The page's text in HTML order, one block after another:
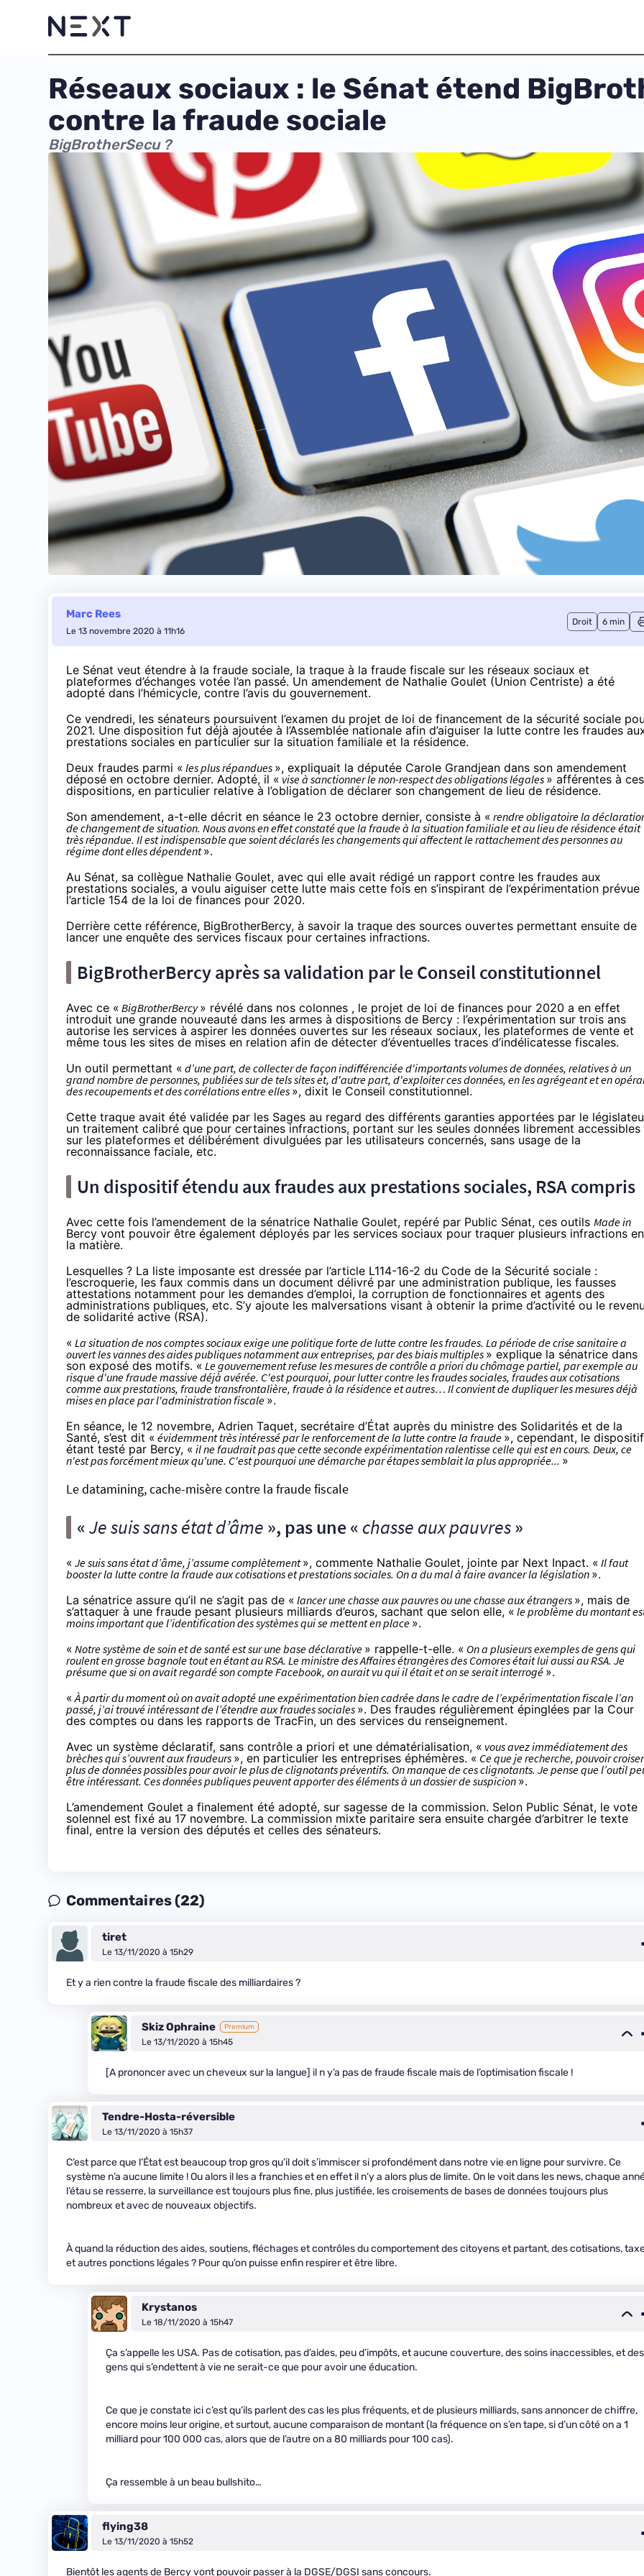
Réseaux sociaux : le Sénat étend
contre la fraude sociale
BigBrotherSecu ?
Marc Rees
Le 13 novembre 2020 à 11h16
Droit 6 min
Le Sénat veut étendre à la fraude sociale, la traque à la fraude fiscale sur les réseaux sociaux et
plateformes d’échanges votée l’an passé. Un amendement de Nathalie Goulet (Union Centriste) a été
adopté dans l’hémicycle, contre l’avis du gouvernement.
Ce vendredi, les sénateurs poursuivent l’examen du projet de loi de financement de la sécurité sociale
2021. Une disposition fut déjà ajoutée à l’Assemblée nationale afin d’aiguiser la lutte contre les fraudes
prestations sociales en particulier sur la situation familiale et la résidence.
Deux fraudes parmi « les plus répandues », expliquait la députée Carole Grandjean dans son amendement
déposé en octobre dernier. Adopté, il « vise à sanctionner le non-respect des obligations légales » afférentes à ces
dispositions, en particulier relative à l’obligation de déclarer son changement de lieu de résidence.
Son amendement, a-t-elle décrit en séance le 23 octobre dernier, consiste à « rendre obligatoire la
de changement de situation. Nous avons en effet constaté que la fraude à la situation familiale et au lieu de résidence était
très répandue. Il est indispensable que soient déclarés les changements qui affectent le rattachement des personnes au
régime dont elles dépendent».
Au Sénat, sa collègue Nathalie Goulet, avec qui elle avait rédigé un rapport contre les fraudes aux
prestations sociales, a voulu aiguiser cette lutte mais cette fois en s’inspirant de l’expérimentation prévue
l’article 154 de la loi de finances pour 2020.
Derrière cette référence, BigBrotherBercy, à savoir la traque des sources ouvertes permettant ensuite de
lancer une enquête des services fiscaux pour certaines infractions.
BigBrotherBercy après sa validation par le Conseil constitutionnel
Avec ce « BigBrotherBercy» révélé dans nos colonnes , le projet de loi de finances pour 2020 a en effet
introduit une grande nouveauté dans les armes à dispositions de Bercy : l’expérimentation sur trois ans
autorise les services à aspirer les données ouvertes sur les réseaux sociaux, les plateformes de vente et
même tous les sites de mises en relation afin de détecter d’éventuelles traces d’indélicatesse fiscales.
Un outil permettant « d’une part, de collecter de façon indifférenciée d'importants volumes de données, relatives à un
grand nombre de personnes, publiées sur de tels sites et, d'autre part, d'exploiter ces données, en les agrégeant et en
des recoupements et des corrélations entre elles », dixit le Conseil constitutionnel.
Cette traque avait été validée par les Sages au regard des différents garanties apportées par le
un traitement calibré que pour certaines infractions, portant sur les seules données librement accessibles
sur les plateformes et délibérément divulguées par les utilisateurs concernés, sans usage de la
reconnaissance faciale, etc.
Un dispositif étendu aux fraudes aux prestations sociales, RSA compris
Avec cette fois l’amendement de la sénatrice Nathalie Goulet, repéré par Public Sénat, ces outils Made in
Bercy vont pouvoir être également déployés par les services sociaux pour traquer plusieurs infractions en
la matière.
Lesquelles ? La liste imposante est dressée par l’article L114-16-2 du Code de la Sécurité sociale :
l’escroquerie, les faux commis dans un document délivré par une administration publique, les fausses
attestations notamment pour les demandes d’emploi, la corruption de fonctionnaires et agents des
administrations publiques, etc. S’y ajoute les malversations visant à obtenir la prime d’activité ou le
de solidarité active (RSA).
« La situation de nos comptes sociaux exige une politique forte de lutte contre les fraudes. La période de crise sanitaire a
ouvert les vannes des aides publiques notamment aux entreprises, par des biais multiples » explique la sénatrice dans
son exposé des motifs. « Le gouvernement refuse les mesures de contrôle a priori du chômage partiel, par exemple au
risque d'une fraude massive déjà avérée. C'est pourquoi, pour lutter contre les fraudes sociales, fraudes aux cotisations
comme aux prestations, fraude transfrontalière, fraude à la résidence et autres… Il convient de dupliquer les mesures déjà
mises en place par l'administration fiscale ».
En séance, le 12 novembre, Adrien Taquet, secrétaire d’État auprès du ministre des Solidarités et de la
Santé, s’est dit « évidemment très intéressé par le renforcement de la lutte contre la fraude », cependant, le dispositif
étant testé par Bercy, « il ne faudrait pas que cette seconde expérimentation ralentisse celle qui est en cours. Deux, ce
n'est pas forcément mieux qu'une. C'est pourquoi une démarche par étapes semblait la plus appropriée... »
Le datamining, cache-misère contre la fraude fiscale
«Je suis sans état d’âme », pas une « chasse aux pauvres»
« Je suis sans état d’âme, j’assume complètement», commente Nathalie Goulet, jointe par Next Inpact. « Il faut
booster la lutte contre la fraude aux cotisations et prestations sociales. On a du mal à faire avancer la législation ».
La sénatrice assure qu’il ne s’agit pas de « lancer une chasse aux pauvres ou une chasse aux étrangers », mais de
s’attaquer à une fraude pesant plusieurs milliards d’euros, sachant que selon elle, « le problème du montant
moins important que l’identification des systèmes qui se mettent en place ».
« Notre système de soin et de santé est sur une base déclarative » rappelle-t-elle. « On a plusieurs exemples de gens qui
roulent en grosse bagnole tout en étant au RSA. Le ministre des Affaires étrangères des Comores était lui aussi au RSA. Je
présume que si on avait regardé son compte Facebook, on aurait vu qui il était et on se serait interrogé ».
«À partir du moment où on avait adopté une expérimentation bien cadrée dans le cadre de l’expérimentation fiscale l’an
passé, j’ai trouvé intéressant de l’étendre aux fraudes sociales ». Des fraudes régulièrement épinglées par la Cour
des comptes ou dans les rapports de TracFin, un des services du renseignement.
Avec un système déclaratif, sans contrôle a priori et une dématérialisation, « vous avez immédiatement des
brèches qui s’ouvrent aux fraudeurs », en particulier les entreprises éphémères. « Ce que je recherche, pouvoir
plus de données possibles pour avoir le plus de clignotants préventifs. On manque de ces clignotants. Je pense que l’outil
être intéressant. Ces données publiques peuvent apporter des éléments à un dossier de suspicion ».
L’amendement Goulet a finalement été adopté, sur sagesse de la commission. Selon Public Sénat, le vote
solennel est fixé au 17 novembre. La commission mixte paritaire sera ensuite chargée d’arbitrer le texte
final, entre la version des députés et celles des sénateurs.
Commentaires (22)
tiret
Le 13/11/2020 à 15h29
Et y a rien contre la fraude fiscale des milliardaires ?
Skiz Ophraine Premium
Le 13/11/2020 à 15h45
[A prononcer avec un cheveux sur la langue] il n y’a pas de fraude fiscale mais de l’optimisation fiscale !
Tendre-Hosta-réversible
Le 13/11/2020 à 15h37
C’est parce que l’État est beaucoup trop gros qu’il doit s’immiscer si profondément dans notre vie en ligne pour survivre. Ce
système n’a aucune limite ! Ou alors il les a franchies et en effet il n’y a alors plus de limite. On le voit dans les news, chaque
l’étau se resserre, la surveillance est toujours plus fine, plus justifiée, les croisements de bases de données toujours plus
nombreux et avec de nouveaux objectifs.
À quand la réduction des aides, soutiens, fléchages et contrôles du comportement des citoyens et partant, des cotisations,
et autres ponctions légales ? Pour qu’on puisse enfin respirer et être libre.
Krystanos
Le 18/11/2020 à 15h47
Ça s’appelle les USA. Pas de cotisation, pas d’aides, peu d’impôts, et aucune couverture, des soins inaccessibles, et des
gens qui s’endettent à vie ne serait-ce que pour avoir une éducation.
Ce que je constate ici c’est qu’ils parlent des cas les plus fréquents, et de plusieurs milliards, sans annoncer de chiffre,
encore moins leur origine, et surtout, aucune comparaison de montant (la fréquence on s’en tape, si d’un côté on a 1
milliard pour 100 000 cas, alors que de l’autre on a 80 milliards pour 100 cas).
Ça ressemble à un beau bullshito…
flying38
Le 13/11/2020 à 15h52
Bientôt les agents de Bercy vont pouvoir passer à la DGSE/DGSI sans concours.